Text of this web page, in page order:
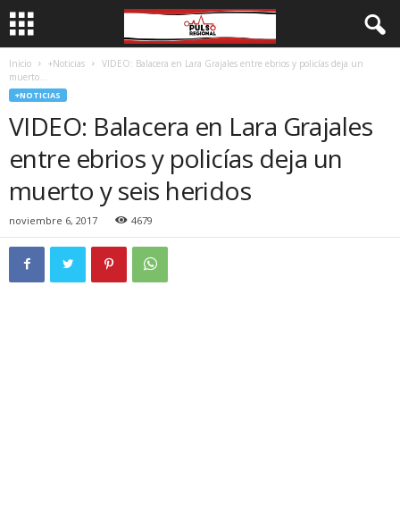
Inicio +Noticias
VIDEO: Balacera en Lara Grajales entre ebrios y policías deja un
muerto...
+NOTICIAS
VIDEO: Balacera en Lara Grajales
entre ebrios y policías deja un
muerto y seis heridos
noviembre 6, 2017 4679